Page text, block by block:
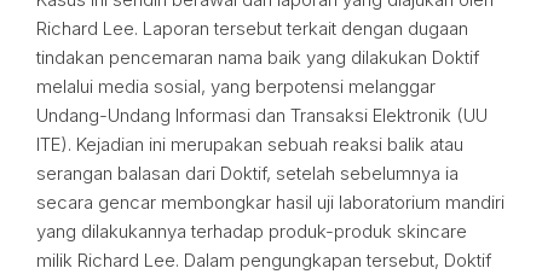
Richard Lee. Laporan tersebut terkait dengan dugaan
tindakan pencemaran nama baik yang dilakukan Doktif
melalui media sosial, yang berpotensi melanggar
Undang-Undang Informasi dan Transaksi Elektronik (UU
ITE). Kejadian ini merupakan sebuah reaksi balik atau
serangan balasan dari Doktif, setelah sebelumnya ia
secara gencar membongkar hasil uji laboratorium mandiri
yang dilakukannya terhadap produk-produk skincare
milik Richard Lee. Dalam pengungkapan tersebut, Doktif